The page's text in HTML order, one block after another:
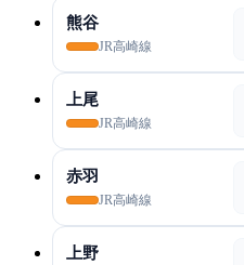
熊谷
JR高崎線
上尾
JR高崎線
赤羽
JR高崎線
上野